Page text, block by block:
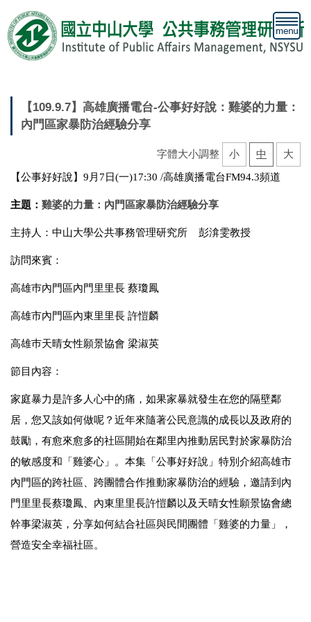
到
主
要
【109.9.7】高雄廣播電台-公事好好說：雞婆的力量：
內門區家暴防治經驗分享
字體大小調整 小 中 大
【公事好好說】9月7日(一)17:30 /高雄廣播電台FM94.3頻道
主題： 雞婆的力量：內門區家暴防治經驗分享
主持人：中山大學公共事務管理研究所 彭渰雯教授
訪問來賓：
高雄巿內門區內門里里長 蔡瓊鳳
高雄市內門區內東里里長 許愷麟
高雄巿天晴女性願景協會 梁淑英
節目內容：
家庭暴力是許多人心中的痛，如果家暴就發生在您的隔壁鄰
居，您又該如何做呢？近年來隨著公民意識的成長以及政府的
鼓勵，有愈來愈多的社區開始在鄰里內推動居民對於家暴防治
的敏感度和「雞婆心」。本集「公事好好說」特別介紹高雄市
內門區的跨社區、跨團體合作推動家暴防治的經驗，邀請到內
門里里長蔡瓊鳳、內東里里長許愷麟以及天晴女性願景協會總
幹事梁淑英，分享如何結合社區與民間團體「雞婆的力量」，
營造安全幸福社區。